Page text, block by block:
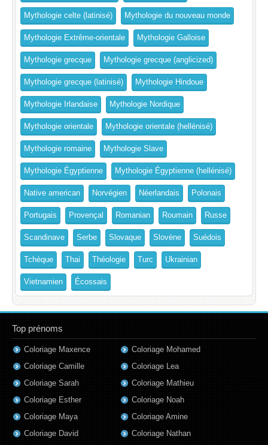
Mythologie celte (latinisé) Mythologie du nouveau monde
Mythologie Extrême-orientale Mythologie Galloise
Mythologie grecque Mythologie grecque (anglicized)
Mythologie grecque (latinisé) Mythologie Hindoue
Mythologie Irlandaise Mythologie Nordique
Mythologie orientale Mythologie orientale (hellénisé)
Mythologie romaine Mythologie Slave
Mythologie Égyptienne Mythologie Égyptienne (hellénisé)
Native american Norvégien Néerlandais Polonais
Portugais Provençal Romanian Roumain Russe
Scandinave Serbe Slovaque Slovène Suédois
Tchèque Thai Théologie Turc Ukrainian
Vietnamien Écossais
Top prénoms
Coloriage Maxence
Coloriage Camille
Coloriage Sarah
Coloriage Esther
Coloriage Maya
Coloriage David
Coloriage Mohamed
Coloriage Lea
Coloriage Mathieu
Coloriage Noah
Coloriage Amine
Coloriage Nathan